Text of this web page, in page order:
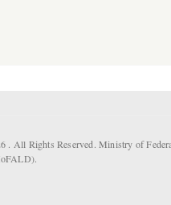
. All Rights Reserved. Ministry of